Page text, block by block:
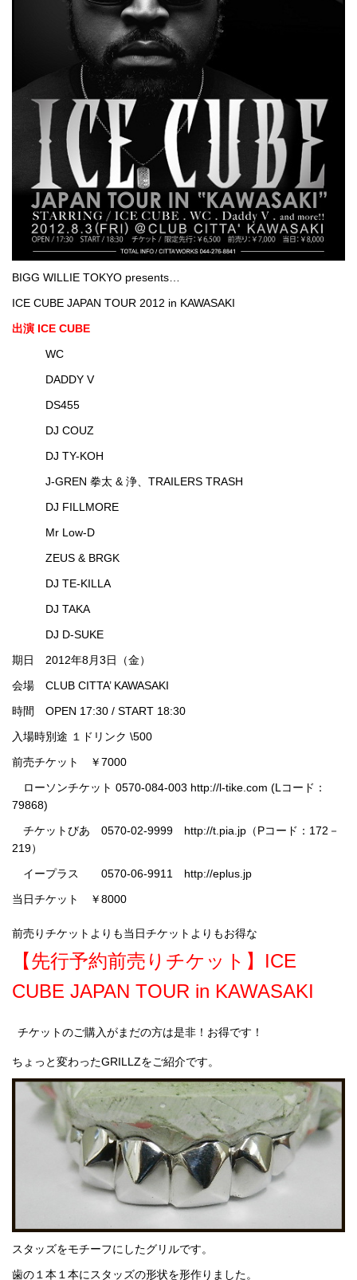
BIGG WILLIE TOKYO presents…
ICE CUBE JAPAN TOUR 2012 in KAWASAKI
出演 ICE CUBE
WC
DADDY V
DS455
DJ COUZ
DJ TY-KOH
J-GREN 拳太 & 浄、TRAILERS TRASH
DJ FILLMORE
Mr Low-D
ZEUS & BRGK
DJ TE-KILLA
DJ TAKA
DJ D-SUKE
期日 2012年8月3日（金）
会場 CLUB CITTA’ KAWASAKI
時間 OPEN 17:30 / START 18:30
入場時別途 １ドリンク \500
前売チケット ￥7000
ローソンチケット 0570-084-003 http://l-tike.com (Lコード：
79868)
チケットびあ 0570-02-9999 http://t.pia.jp（Pコード：172－
219）
イープラス 0570-06-9911 http://eplus.jp
当日チケット ￥8000
前売りチケットよりも当日チケットよりもお得な
【先行予約前売りチケット】ICE
CUBE JAPAN TOUR in KAWASAKI
チケットのご購入がまだの方は是非！お得です！
ちょっと変わったGRILLZをご紹介です。
スタッズをモチーフにしたグリルです。
歯の１本１本にスタッズの形状を形作りました。